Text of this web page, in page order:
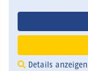
Details anzeigen